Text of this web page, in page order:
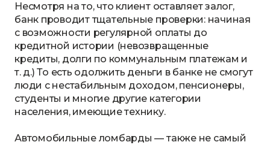
Несмотря на то, что клиент оставляет залог,
банк проводит тщательные проверки: начиная
с возможности регулярной оплаты до
кредитной истории (невозвращенные
кредиты, долги по коммунальным платежам и
т. д.) То есть одолжить деньги в банке не смогут
люди с нестабильным доходом, пенсионеры,
студенты и многие другие категории
населения, имеющие технику.
Автомобильные ломбарды — также не самый